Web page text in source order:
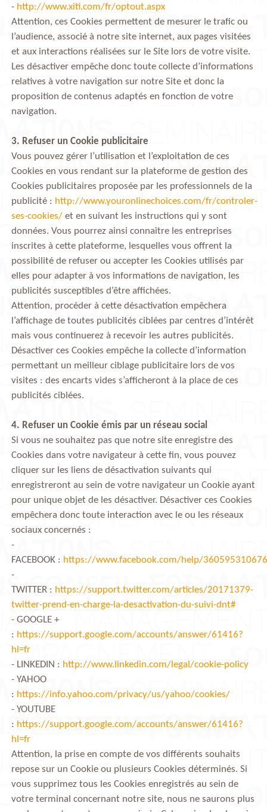
- http://www.xiti.com/fr/optout.aspx
Attention, ces Cookies permettent de mesurer le trafic ou
l’audience, associé à notre site internet, aux pages visitées
et aux interactions réalisées sur le Site lors de votre visite.
Les désactiver empêche donc toute collecte d’informations
relatives à votre navigation sur notre Site et donc la
proposition de contenus adaptés en fonction de votre
navigation.
3. Refuser un Cookie publicitaire
Vous pouvez gérer l’utilisation et l’exploitation de ces
Cookies en vous rendant sur la plateforme de gestion des
Cookies publicitaires proposée par les professionnels de la
publicité : http://www.youronlinechoices.com/fr/controler-
ses-cookies/et en suivant les instructions qui y sont
données. Vous pourrez ainsi connaître les entreprises
inscrites à cette plateforme, lesquelles vous offrent la
possibilité de refuser ou accepter les Cookies utilisés par
elles pour adapter à vos informations de navigation, les
publicités susceptibles d’être affichées.
Attention, procéder à cette désactivation empêchera
l’affichage de toutes publicités ciblées par centres d’intérêt
mais vous continuerez à recevoir les autres publicités.
Désactiver ces Cookies empêche la collecte d’information
permettant un meilleur ciblage publicitaire lors de vos
visites : des encarts vides s’afficheront à la place de ces
publicités ciblées.
4. Refuser un Cookie émis par un réseau social
Si vous ne souhaitez pas que notre site enregistre des
Cookies dans votre navigateur à cette fin, vous pouvez
cliquer sur les liens de désactivation suivants qui
enregistreront au sein de votre navigateur un Cookie ayant
pour unique objet de les désactiver. Désactiver ces Cookies
empêchera donc toute interaction avec le ou les réseaux
sociaux concernés :
-
FACEBOOK : https://www.facebook.com/help/
-
TWITTER : https://support.twitter.com/articles/20171379-
twitter-prend-en-charge-la-desactivation-du-suivi-dnt#
- GOOGLE +
: https://support.google.com/accounts/answer/61416?
hl=fr
- LINKEDIN : http://www.linkedin.com/legal/cookie-policy
- YAHOO
: https://info.yahoo.com/privacy/us/yahoo/cookies/
- YOUTUBE
: https://support.google.com/accounts/answer/61416?
hl=fr
Attention, la prise en compte de vos différents souhaits
repose sur un Cookie ou plusieurs Cookies déterminés. Si
vous supprimez tous les Cookies enregistrés au sein de
votre terminal concernant notre site, nous ne saurons plus